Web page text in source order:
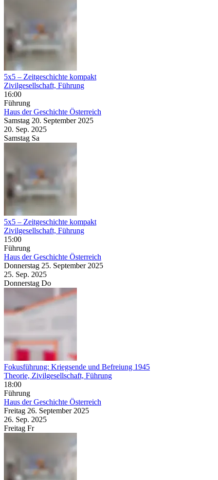
5x5 – Zeitgeschichte kompakt
Zivilgesellschaft, Führung
16:00
Führung
Haus der Geschichte Österreich
Samstag 20. September 2025
20. Sep. 2025
Samstag Sa
5x5 – Zeitgeschichte kompakt
Zivilgesellschaft, Führung
15:00
Führung
Haus der Geschichte Österreich
Donnerstag 25. September 2025
25. Sep. 2025
Donnerstag Do
Fokusführung: Kriegsende und Befreiung 1945
Theorie, Zivilgesellschaft, Führung
18:00
Führung
Haus der Geschichte Österreich
Freitag 26. September 2025
26. Sep. 2025
Freitag Fr